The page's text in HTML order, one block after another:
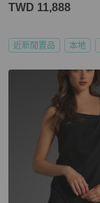
TWD 11,888
近新閒置品 本地